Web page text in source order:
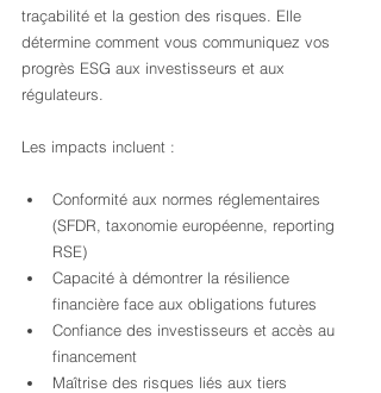
traçabilité et la gestion des risques. Elle
détermine comment vous communiquez vos
progrès ESG aux investisseurs et aux
régulateurs.
Les impacts incluent :
Conformité aux normes réglementaires
(SFDR, taxonomie européenne, reporting
RSE)
Capacité à démontrer la résilience
financière face aux obligations futures
Confiance des investisseurs et accès au
financement
Maîtrise des risques liés aux tiers